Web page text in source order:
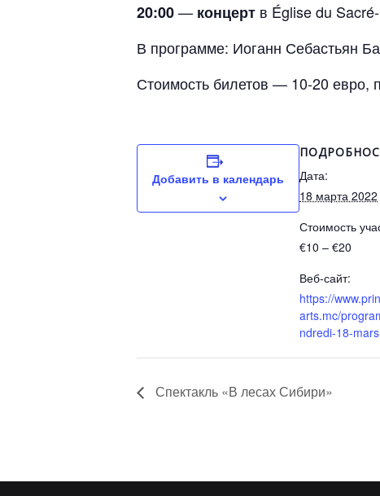
20:00— концерт в Église du
В программе: Иоганн Себастьян
Стоимость билетов — 10-20 евро,
Добавить в календарь
Дата:
18 марта 2022
Стоимость
€10 – €20
Веб-сайт:
https://
arts.mc/
ndredi-18-
Спектакль «В лесах Сибири»